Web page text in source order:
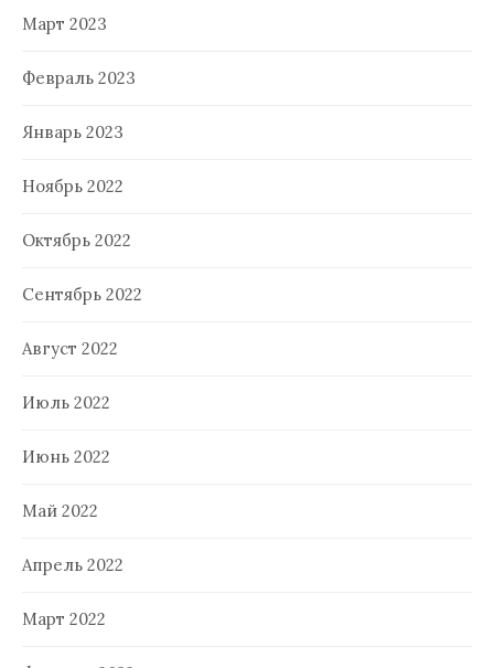
Март 2023
Февраль 2023
Январь 2023
Ноябрь 2022
Октябрь 2022
Сентябрь 2022
Август 2022
Июль 2022
Июнь 2022
Май 2022
Апрель 2022
Март 2022